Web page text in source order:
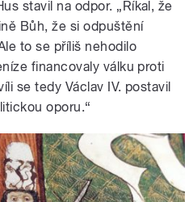
stavil na odpor. „Říkal, že
Bůh, že si odpuštění
to se příliš nehodilo
financovaly válku proti
se tedy Václav IV. postavil
oporu.“